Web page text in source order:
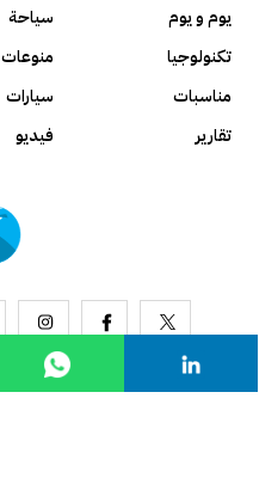
يوم و يوم
سياحة
تكنولوجيا
منوعات
مناسبات
سيارات
تقارير
فيديو